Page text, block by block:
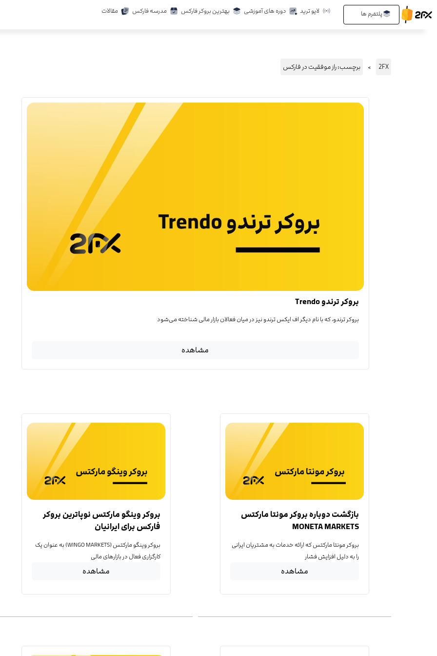
به
پلتفرم ها لایو ترید دوره های آموزشی بهترین بروکر فارکس مدرسه فارکس مقالات
2FX برچسب: راز موفقیت در فارکس
بروکر ترندو Trendo
بروکر ترندو، که با نام دیگر اف ایکس ترندو نیز در میان فعالان بازار مالی شناخته می‌شود
مشاهده
بازگشت دوباره بروکر مونتا مارکتس
MONETA MARKETS
بروکر مونتا مارکتس که ارائه خدمات به مشتریان ایرانی
را به دلیل افزایش فشار
مشاهده
بروکر وینگو مارکتس نوپاترین بروکر
فارکس برای ایرانیان
بروکر وینگو مارکتس (WINGO MARKETS) به عنوان یک
کارگزاری فعال در بازارهای مالی
مشاهده